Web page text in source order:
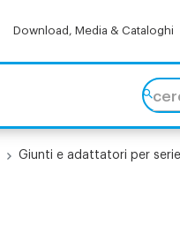
Download, Media & Cataloghi
Giunti e adattatori per